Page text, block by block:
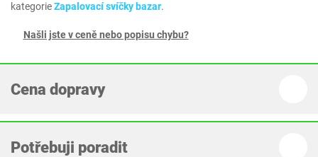
kategorieZapalovací svíčky bazar.
Našli jste v ceně nebo popisu chybu?
Cena dopravy
Potřebuji poradit